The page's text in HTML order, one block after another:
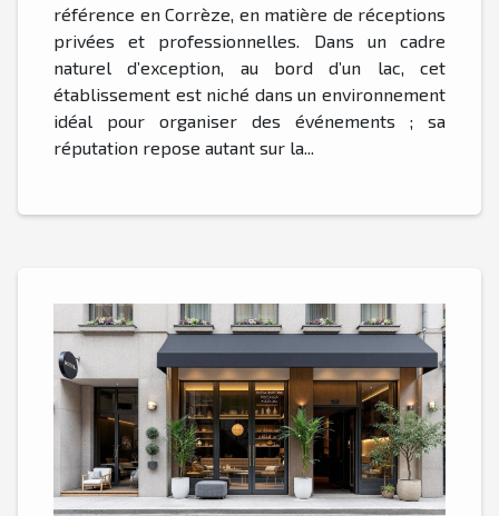
référence en Corrèze, en matière de réceptions
privées et professionnelles. Dans un cadre
naturel d’exception, au bord d’un lac, cet
établissement est niché dans un environnement
idéal pour organiser des événements ; sa
réputation repose autant sur la...